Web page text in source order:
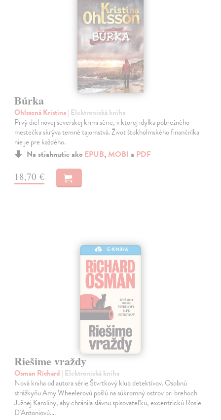
Búrka
Ohlssoná Kristina| Elektronická kniha
Prvý diel novej severskej krimi série, v ktorej idylka pobrežného
mestečka skrýva temné tajomstvá. Život štokholmského finančníka
nie je pre každého.
Na stiahnutie ako EPUB, MOBI a PDF
18,70 €
E-KNIHA
Riešime vraždy
Osman Richard | Elektronická kniha
Nová kniha od autora série Štvrtkový klub detektívov. Osobnú
strážkyňu Amy Wheelerovú pošlú na súkromný ostrov pri brehoch
Južnej Karolíny, aby chránila slávnu spisovateľku, excentrickú Rosie
D'Antoniovú.…